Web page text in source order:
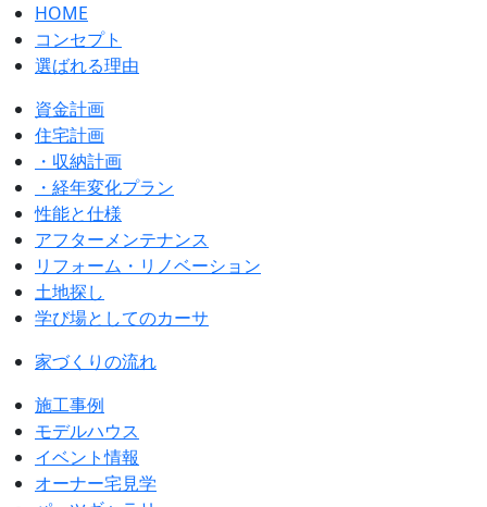
HOME
コンセプト
選ばれる理由
資金計画
住宅計画
・収納計画
・経年変化プラン
性能と仕様
アフターメンテナンス
リフォーム・リノベーション
土地探し
学び場としてのカーサ
家づくりの流れ
施工事例
モデルハウス
イベント情報
オーナー宅見学